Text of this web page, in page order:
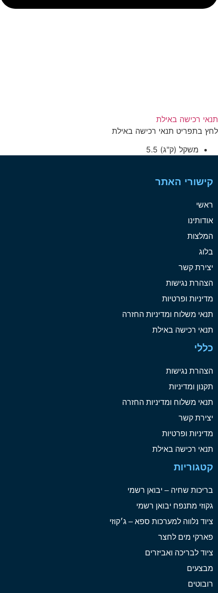
תנאי רכישה באילת
לחץ בתפריט תנאי רכישה באילת
משקל (ק"ג) 5.5
קישורי האתר
ראשי
אודותינו
המלצות
בלוג
יצירת קשר
הצהרת נגישות
מדיניות ופרטיות
תנאי משלוח ומדיניות החזרה
תנאי רכישה באילת
כללי
הצהרת נגישות
תקנון ומדיניות
תנאי משלוח ומדיניות החזרה
יצירת קשר
מדיניות ופרטיות
תנאי רכישה באילת
קטגוריות
בריכות שחיה – יבואן רשמי
גקוזי מתנפח יבואן רשמי
ציוד נלווה למערכות ספא – ג׳קוזי
פארקי מים לחצר
ציוד לבריכה ואביזרים
מבצעים
רובוטים